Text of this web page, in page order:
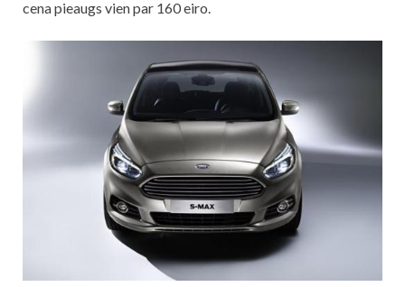
cena pieaugs vien par 160 eiro.